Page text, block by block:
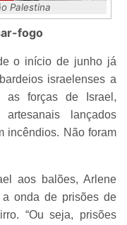
Palestina
fogo
o início de junho já
israelenses a
as forças de Israel,
lançados
incêndios. Não foram
aos balões, Arlene
a onda de prisões de
“Ou seja, prisões